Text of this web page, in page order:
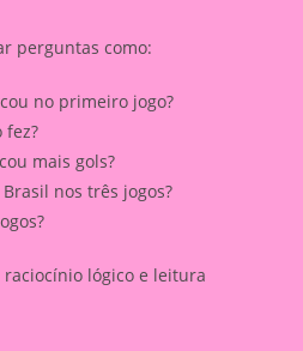
perguntas como:
no primeiro jogo?
fez?
mais gols?
nos três jogos?
raciocínio lógico e leitura